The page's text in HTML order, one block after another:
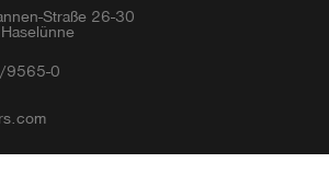
Straße 26-30
9565-0